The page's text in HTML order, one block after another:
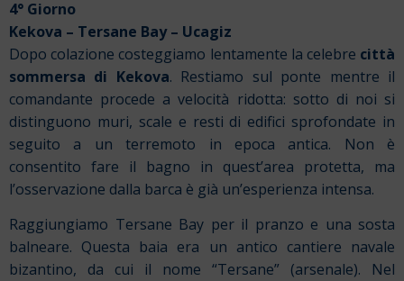
4° Giorno
Kekova – Tersane Bay – Ucagiz
Dopo colazione costeggiamo lentamente la celebre città
sommersa di Kekova. Restiamo sul ponte mentre il
comandante procede a velocità ridotta: sotto di noi si
distinguono muri, scale e resti di edifici sprofondate in
seguito a un terremoto in epoca antica. Non è
consentito fare il bagno in quest’area protetta, ma
l’osservazione dalla barca è già un’esperienza intensa.
Raggiungiamo Tersane Bay per il pranzo e una sosta
balneare. Questa baia era un antico cantiere navale
bizantino, da cui il nome “Tersane” (arsenale). Nel